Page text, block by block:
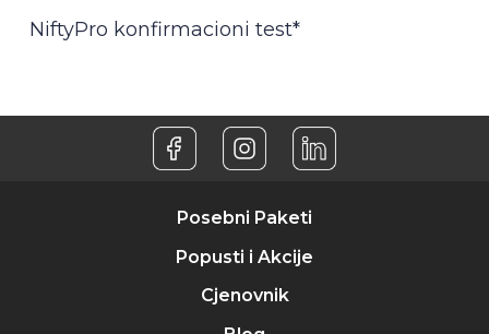
NiftyPro konfirmacioni test*
Posebni Paketi
Popusti i Akcije
Cjenovnik